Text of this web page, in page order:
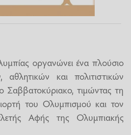
οργανώνει ένα πλούσιο
αθλητικών και πολιτιστικών
Σαββατοκύριακο, τιμώντας τη
του Ολυμπισμού και τον
Αφής της Ολυμπιακής